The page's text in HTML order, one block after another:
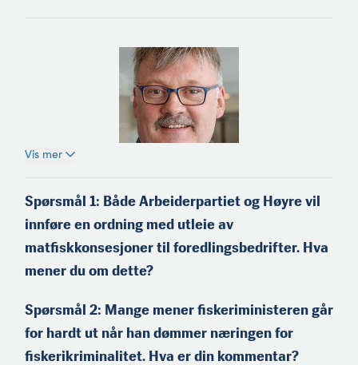
(f.1965) er fra Meløy på
Helgeland og medeier og
skipper på kystnotbåten
«Einar Erlend». Han er
tidli­gere styreleder i
Nordland Fylkes Fiskarlag,
Vis mer
Spørsmål 1: Både Arbeiderpartiet og Høyre vil
innføre en ordning med utleie av
matfiskkonsesjoner til foredlingsbedrifter. Hva
mener du om dette?
Spørsmål 2: Mange mener fiskeriministeren går
for hardt ut når han dømmer næringen for
fiskerikriminalitet. Hva er din kommen­tar?